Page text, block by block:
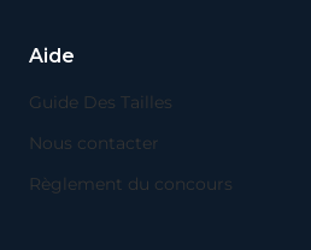
Aide
Guide Des Tailles
Nous contacter
Règlement du concours